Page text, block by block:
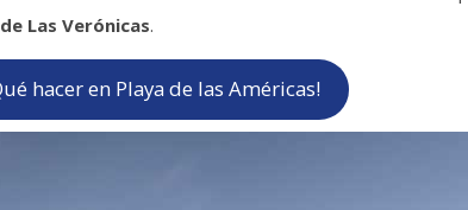
Las Verónicas.
hacer en Playa de las Américas!